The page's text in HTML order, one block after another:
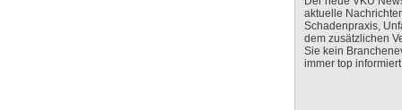
aktuelle
Schadenpraxis,
dem zusätzlichen
Sie kein
immer top